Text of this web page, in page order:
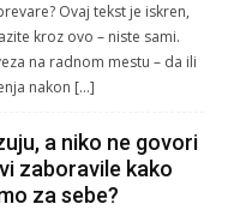
Ovaj tekst je iskren,
kroz ovo – niste sami.
na radnom mestu – da ili
nakon […]
a niko ne govori
zaboravile kako
za sebe?